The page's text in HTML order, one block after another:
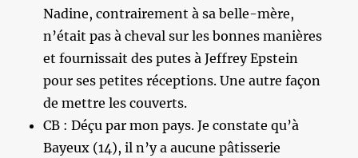
Nadine, contrairement à sa belle-mère,
n’était pas à cheval sur les bonnes manières
et fournissait des putes à Jeffrey Epstein
pour ses petites réceptions. Une autre façon
de mettre les couverts.
CB : Déçu par mon pays. Je constate qu’à
Bayeux (14), il n’y a aucune pâtisserie